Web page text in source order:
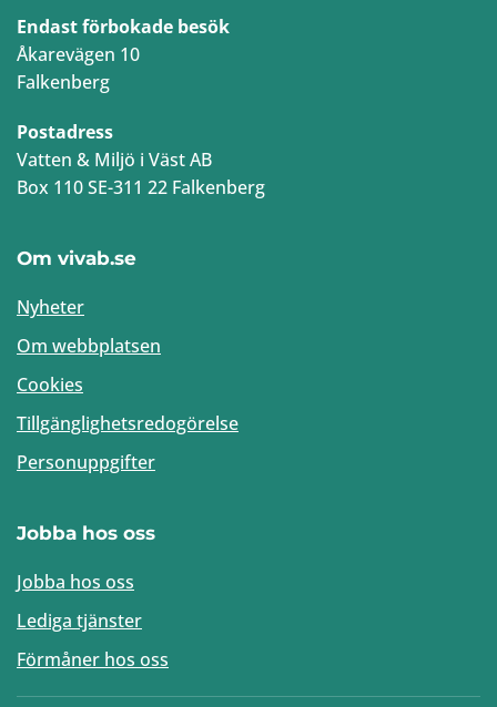
Endast förbokade besök
Åkarevägen 10
Falkenberg
Postadress
Vatten & Miljö i Väst AB
Box 110 SE-311 22 Falkenberg
Om vivab.se
Nyheter
Om webbplatsen
Cookies
Tillgänglighetsredogörelse
Personuppgifter
Jobba hos oss
Jobba hos oss
Lediga tjänster
Förmåner hos oss